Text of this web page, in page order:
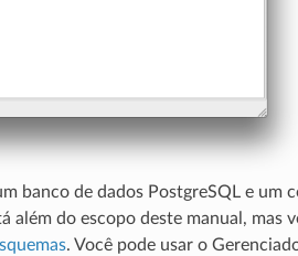
banco de dados PostgreSQL e um
além do escopo deste manual, mas
. Você pode usar o